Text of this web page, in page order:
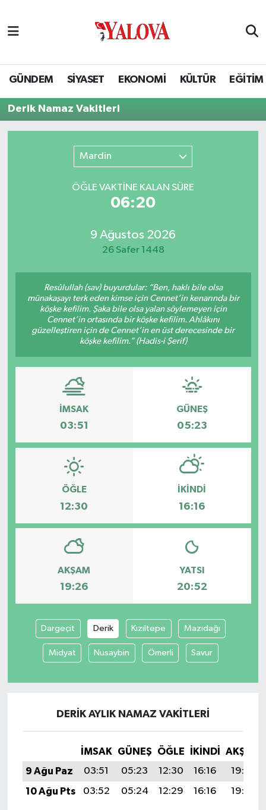
GÜNDEM SİYASET EKONOMİ KÜLTÜR EĞİTİM
Derik Namaz Vakitleri
Mardin
ÖĞLE VAKTİNE KALAN SÜRE
06:20
9 Ağustos 2026
26 Safer 1448
Resûlullah (sav) buyurdular: “Ben, haklı bile olsa
münakaşayı terk eden kimse için Cennet’in kenarında bir
köşke kefilim. Şaka bile olsa yalan söylemeyen için
Cennet’in ortasında bir köşke kefilim. Ahlâkını
güzelleştiren için de Cennet’in en üst derecesinde bir
köşke kefilim.” (Hadis-i Şerif)
İMSAK
03:51
GÜNEŞ
05:23
ÖĞLE
12:30
İKINDI
16:16
AKŞAM
19:26
YATSI
20:52
Dargeçit Derik Kızıltepe Mazıdağı
Midyat Nusaybin Ömerli Savur
DERIK AYLIK NAMAZ VAKITLERI
İMSAK GÜNEŞ ÖĞLE İKINDI
AKŞAM
9 Ağu Paz
03:51 05:23 12:30 16:16
19:26
10 Ağu Pts
03:52 05:24 12:29 16:16 19:25
SİYASET
EKONOMİ
BİLİM VE TEKNOLOJİ
SPOR
ULUSAL
İLÇELERİMİZ
RESMİ İLAN
Yalova Nöbetçi Eczaneler
Yalova Hava Durumu
Yalova Namaz Vakitleri
Puan Durumu ve Fikstür